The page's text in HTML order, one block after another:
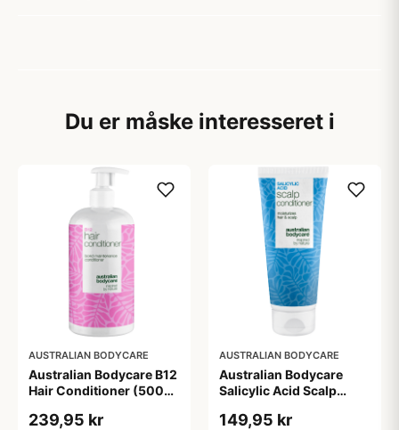
Du er måske interesseret i
AUSTRALIAN BODYCARE
Australian Bodycare B12
Hair Conditioner (500
239,95 kr
AUSTRALIAN BODYCARE
Australian Bodycare
Salicylic Acid Scalp
149,95 kr